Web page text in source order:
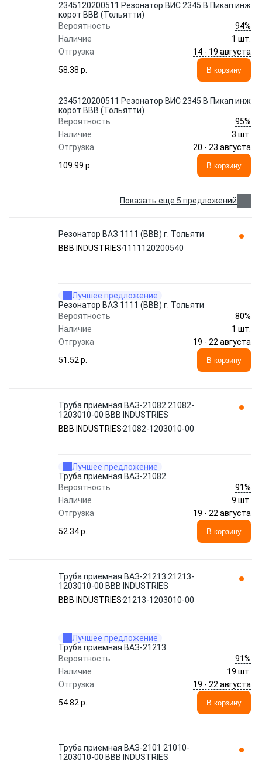
2345120200511 Резонатор ВИС 2345 В Пикап инж
корот ВВВ (Тольятти)
Вероятность
94%
Наличие
1 шт.
Отгрузка
14 - 19 августа
58.38 p.
В корзину
2345120200511 Резонатор ВИС 2345 В Пикап инж
корот ВВВ (Тольятти)
Вероятность
95%
Наличие
3 шт.
Отгрузка
20 - 23 августа
109.99 p.
В корзину
Показать еще 5 предложений
Резонатор ВАЗ 1111 (ВВВ) г. Тольяти
BBB INDUSTRIES 1111120200540
Лучшее предложение
Резонатор ВАЗ 1111 (ВВВ) г. Тольяти
Вероятность
80%
Наличие
1 шт.
Отгрузка
19 - 22 августа
51.52 p.
В корзину
Труба приемная ВАЗ-21082 21082-
1203010-00 BBB INDUSTRIES
BBB INDUSTRIES 21082-1203010-00
Лучшее предложение
Труба приемная ВАЗ-21082
Вероятность
91%
Наличие
9 шт.
Отгрузка
19 - 22 августа
52.34 p.
В корзину
Труба приемная ВАЗ-21213 21213-
1203010-00 BBB INDUSTRIES
BBB INDUSTRIES 21213-1203010-00
Лучшее предложение
Труба приемная ВАЗ-21213
Вероятность
91%
Наличие
19 шт.
Отгрузка
19 - 22 августа
54.82 p.
В корзину
Труба приемная ВАЗ-2101 21010-
1203010-00 BBB INDUSTRIES